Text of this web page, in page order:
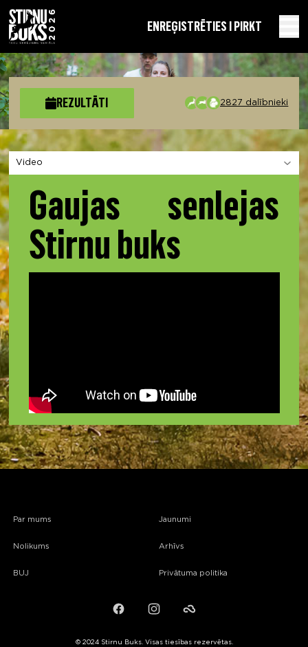
ENREĢISTRĒTIES I PIRKT
REZULTĀTI 2827 dalībnieki
Izvēlies sadaļu
Gaujas senlejas
Stirnu buks
Par mums
Nolikums
BUJ
Jaunumi
Arhīvs
Privātuma politika
FacebookInstagramFailiem.lv
© 2024 Stirnu Buks. Visas tiesības rezervētas.